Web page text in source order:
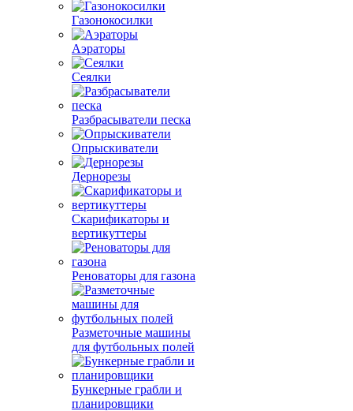
Газонокосилки
Аэраторы
Сеялки
Разбрасыватели песка
Опрыскиватели
Дернорезы
Скарификаторы и
вертикуттеры
Реноваторы для газона
Разметочные машины
для футбольных полей
Бункерные грабли и
планировщики